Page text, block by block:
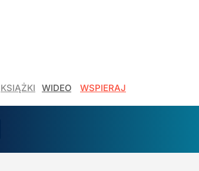
KSIĄŻKI WIDEO WSPIERAJ